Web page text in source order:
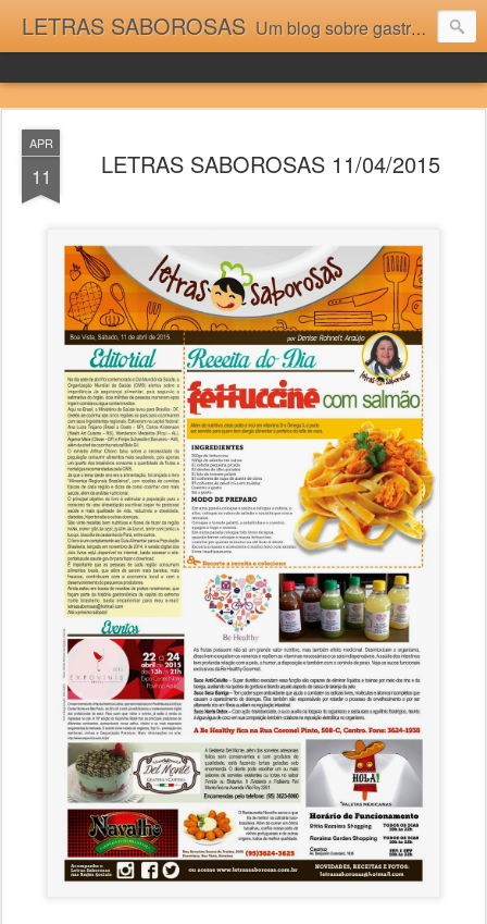
LETRAS SABOROSAS Um blog sobre gastronomia para as pessoas que gostam da boa cozinha. Dicas, receitas, notícias gastronômicas e viagens do Caburaí ao Chuí. Vou adorar tê-los na minha cozinha acima do Equador.
APR
11 LETRAS SABOROSAS 11/04/2015